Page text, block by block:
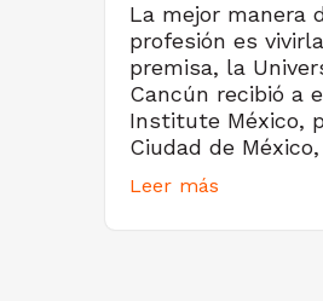
La mejor manera
profesión es
premisa, la
Cancún recibió a
Institute México,
Ciudad de
Leer más